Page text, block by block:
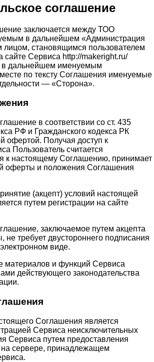
соглашение
заключается между ТОО
в дальнейшем «Администрация
становящимся пользователем
сайте Сервиса http://makeright.ru/
дальнейшем именуемым
по тексту Соглашения именуемые
— «Сторона».
в соответствии со ст. 435
РФ и Гражданского кодекса РК
офертой. Получая доступ к
Пользователь считается
к настоящему Соглашению, принимает
оферты и положения Соглашения
(акцепт) условий настоящей
путем регистрации на сайте
заключаемое путем акцепта
требует двустороннего подписания
виде.
материалов и функций Сервиса
действующего законодательства
Соглашения является
Сервиса неисключительных
Сервиса путем предоставления
на сервере, принадлежащем